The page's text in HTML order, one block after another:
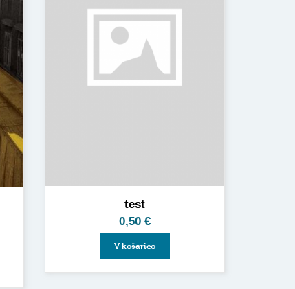
test
0,50 €
V košarico